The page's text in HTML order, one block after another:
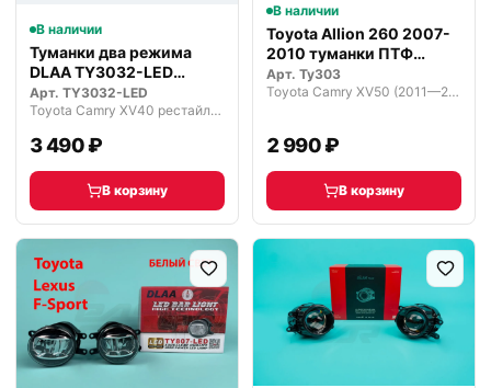
В наличии
Туманки два режима
DLAA TY3032-LED
светодиодные
Арт. TY3032-LED
Toyota Camry XV40 рестайлинг (2009—2011)
3 490 ₽
В корзину
В наличии
Toyota Allion 260 2007-
2010 туманки ПТФ
комплект…
Арт. Ty303
Toyota Camry XV50 (2011—2014)
2 990 ₽
В корзину